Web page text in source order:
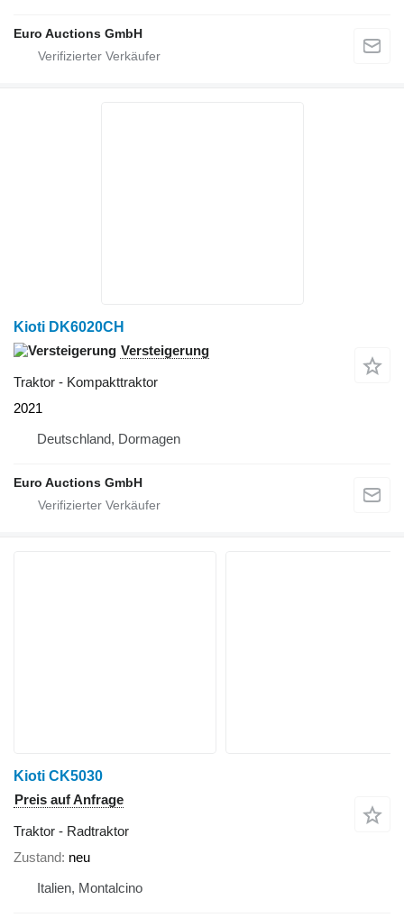
Euro Auctions GmbH
Kioti DK6020CH
Versteigerung
Traktor - Kompakttraktor
2021
Deutschland, Dormagen
Euro Auctions GmbH
Kioti CK5030
Preis auf Anfrage
Traktor - Radtraktor
Zustand
neu
Italien, Montalcino